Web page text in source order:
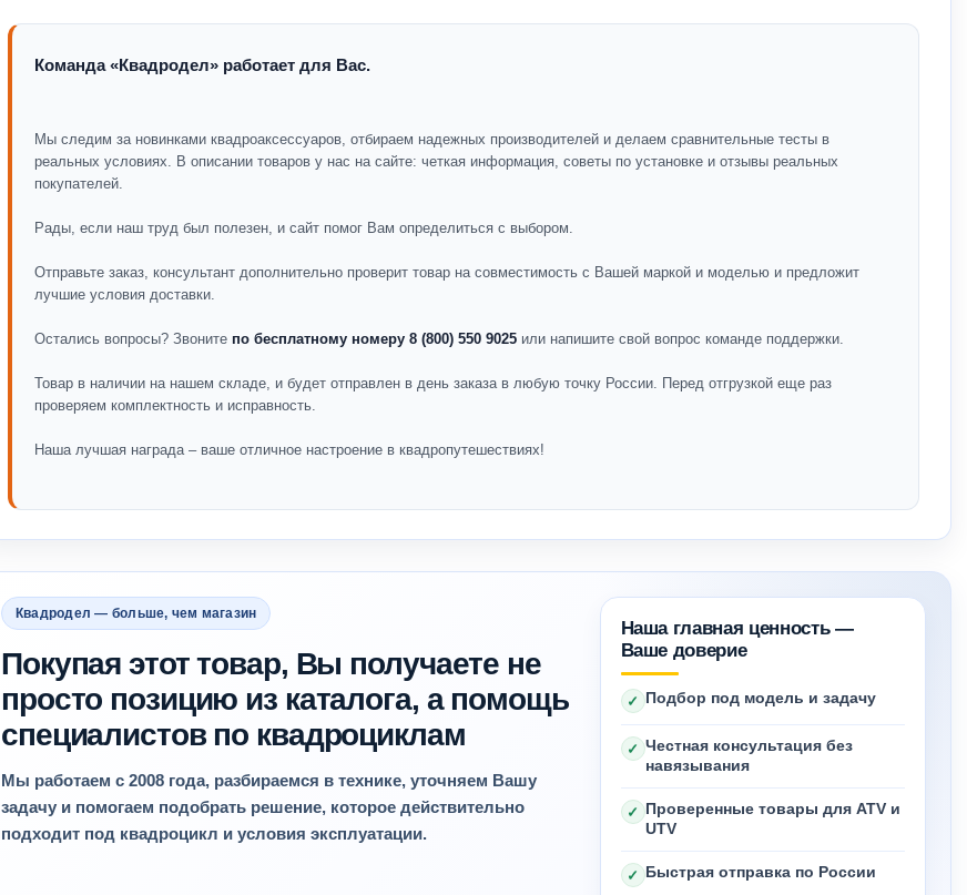
Команда «Квадродел» работает для Вас.
Мы следим за новинками квадроаксессуаров, отбираем надежных производителей и делаем сравнительные тесты в
реальных условиях. В описании товаров у нас на сайте: четкая информация, советы по установке и отзывы реальных
покупателей.
Рады, если наш труд был полезен, и сайт помог Вам определиться с выбором.
Отправьте заказ, консультант дополнительно проверит товар на совместимость с Вашей маркой и моделью и предложит
лучшие условия доставки.
Остались вопросы? Звоните по бесплатному номеру 8 (800) 550 9025 или напишите свой вопрос команде поддержки.
Товар в наличии на нашем складе, и будет отправлен в день заказа в любую точку России. Перед отгрузкой еще раз
проверяем комплектность и исправность.
Наша лучшая награда – ваше отличное настроение в квадропутешествиях!
Квадродел — больше, чем магазин
Покупая этот товар, Вы получаете не
просто позицию из каталога, а помощь
специалистов по квадроциклам
Мы работаем с 2008 года, разбираемся в технике, уточняем Вашу
задачу и помогаем подобрать решение, которое действительно
подходит под квадроцикл и условия эксплуатации.
Наша главная ценность —
Ваше доверие
✓ Подбор под модель и задачу
✓ Честная консультация без
навязывания
✓ Проверенные товары для ATV и
UTV
✓ Быстрая отправка по России